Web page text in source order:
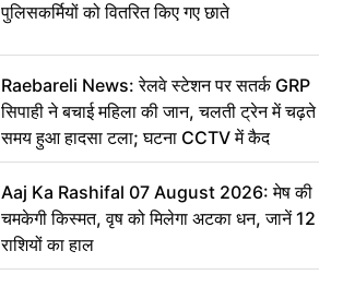
पुलिसकर्मियों को वितरित किए गए छाते
Raebareli News: रेलवे स्टेशन पर सतर्क GRP
सिपाही ने बचाई महिला की जान, चलती ट्रेन में चढ़ते
समय हुआ हादसा टला; घटना CCTV में कैद
Aaj Ka Rashifal 07 August 2026: मेष की
चमकेगी किस्मत, वृष को मिलेगा अटका धन, जानें 12
राशियों का हाल